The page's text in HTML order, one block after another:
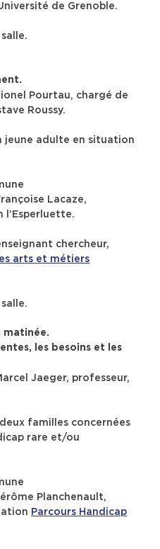
de Grenoble.
Pourtau, chargé de
Roussy.
jeune adulte en situation
Lacaze,
l’Esperluette.
chercheur,
arts et métiers
matinée.
les besoins et les
Jaeger, professeur,
familles concernées
rare et/ou
Planchenault,
Parcours Handicap